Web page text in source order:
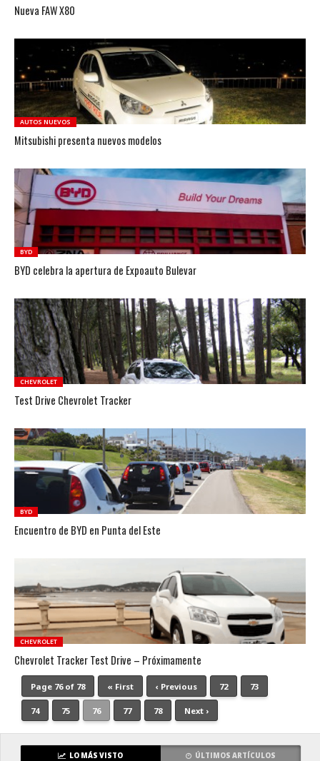
Nueva FAW X80
AUTOS NUEVOS
Mitsubishi presenta nuevos modelos
BYD
BYD celebra la apertura de Expoauto Bulevar
CHEVROLET
Test Drive Chevrolet Tracker
BYD
Encuentro de BYD en Punta del Este
CHEVROLET
Chevrolet Tracker Test Drive – Próximamente
Page 76 of 78 « First ‹ Previous 72 73
74 75 76 77 78 Next ›
LO MÁS VISTO ÚLTIMOS ARTÍCULOS